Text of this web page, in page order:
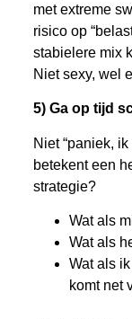
met extreme
risico op
stabielere mix
Niet sexy, wel
5) Ga op tijd
Niet “paniek,
betekent een
strategie?
Wat als
Wat als
Wat als
komt net